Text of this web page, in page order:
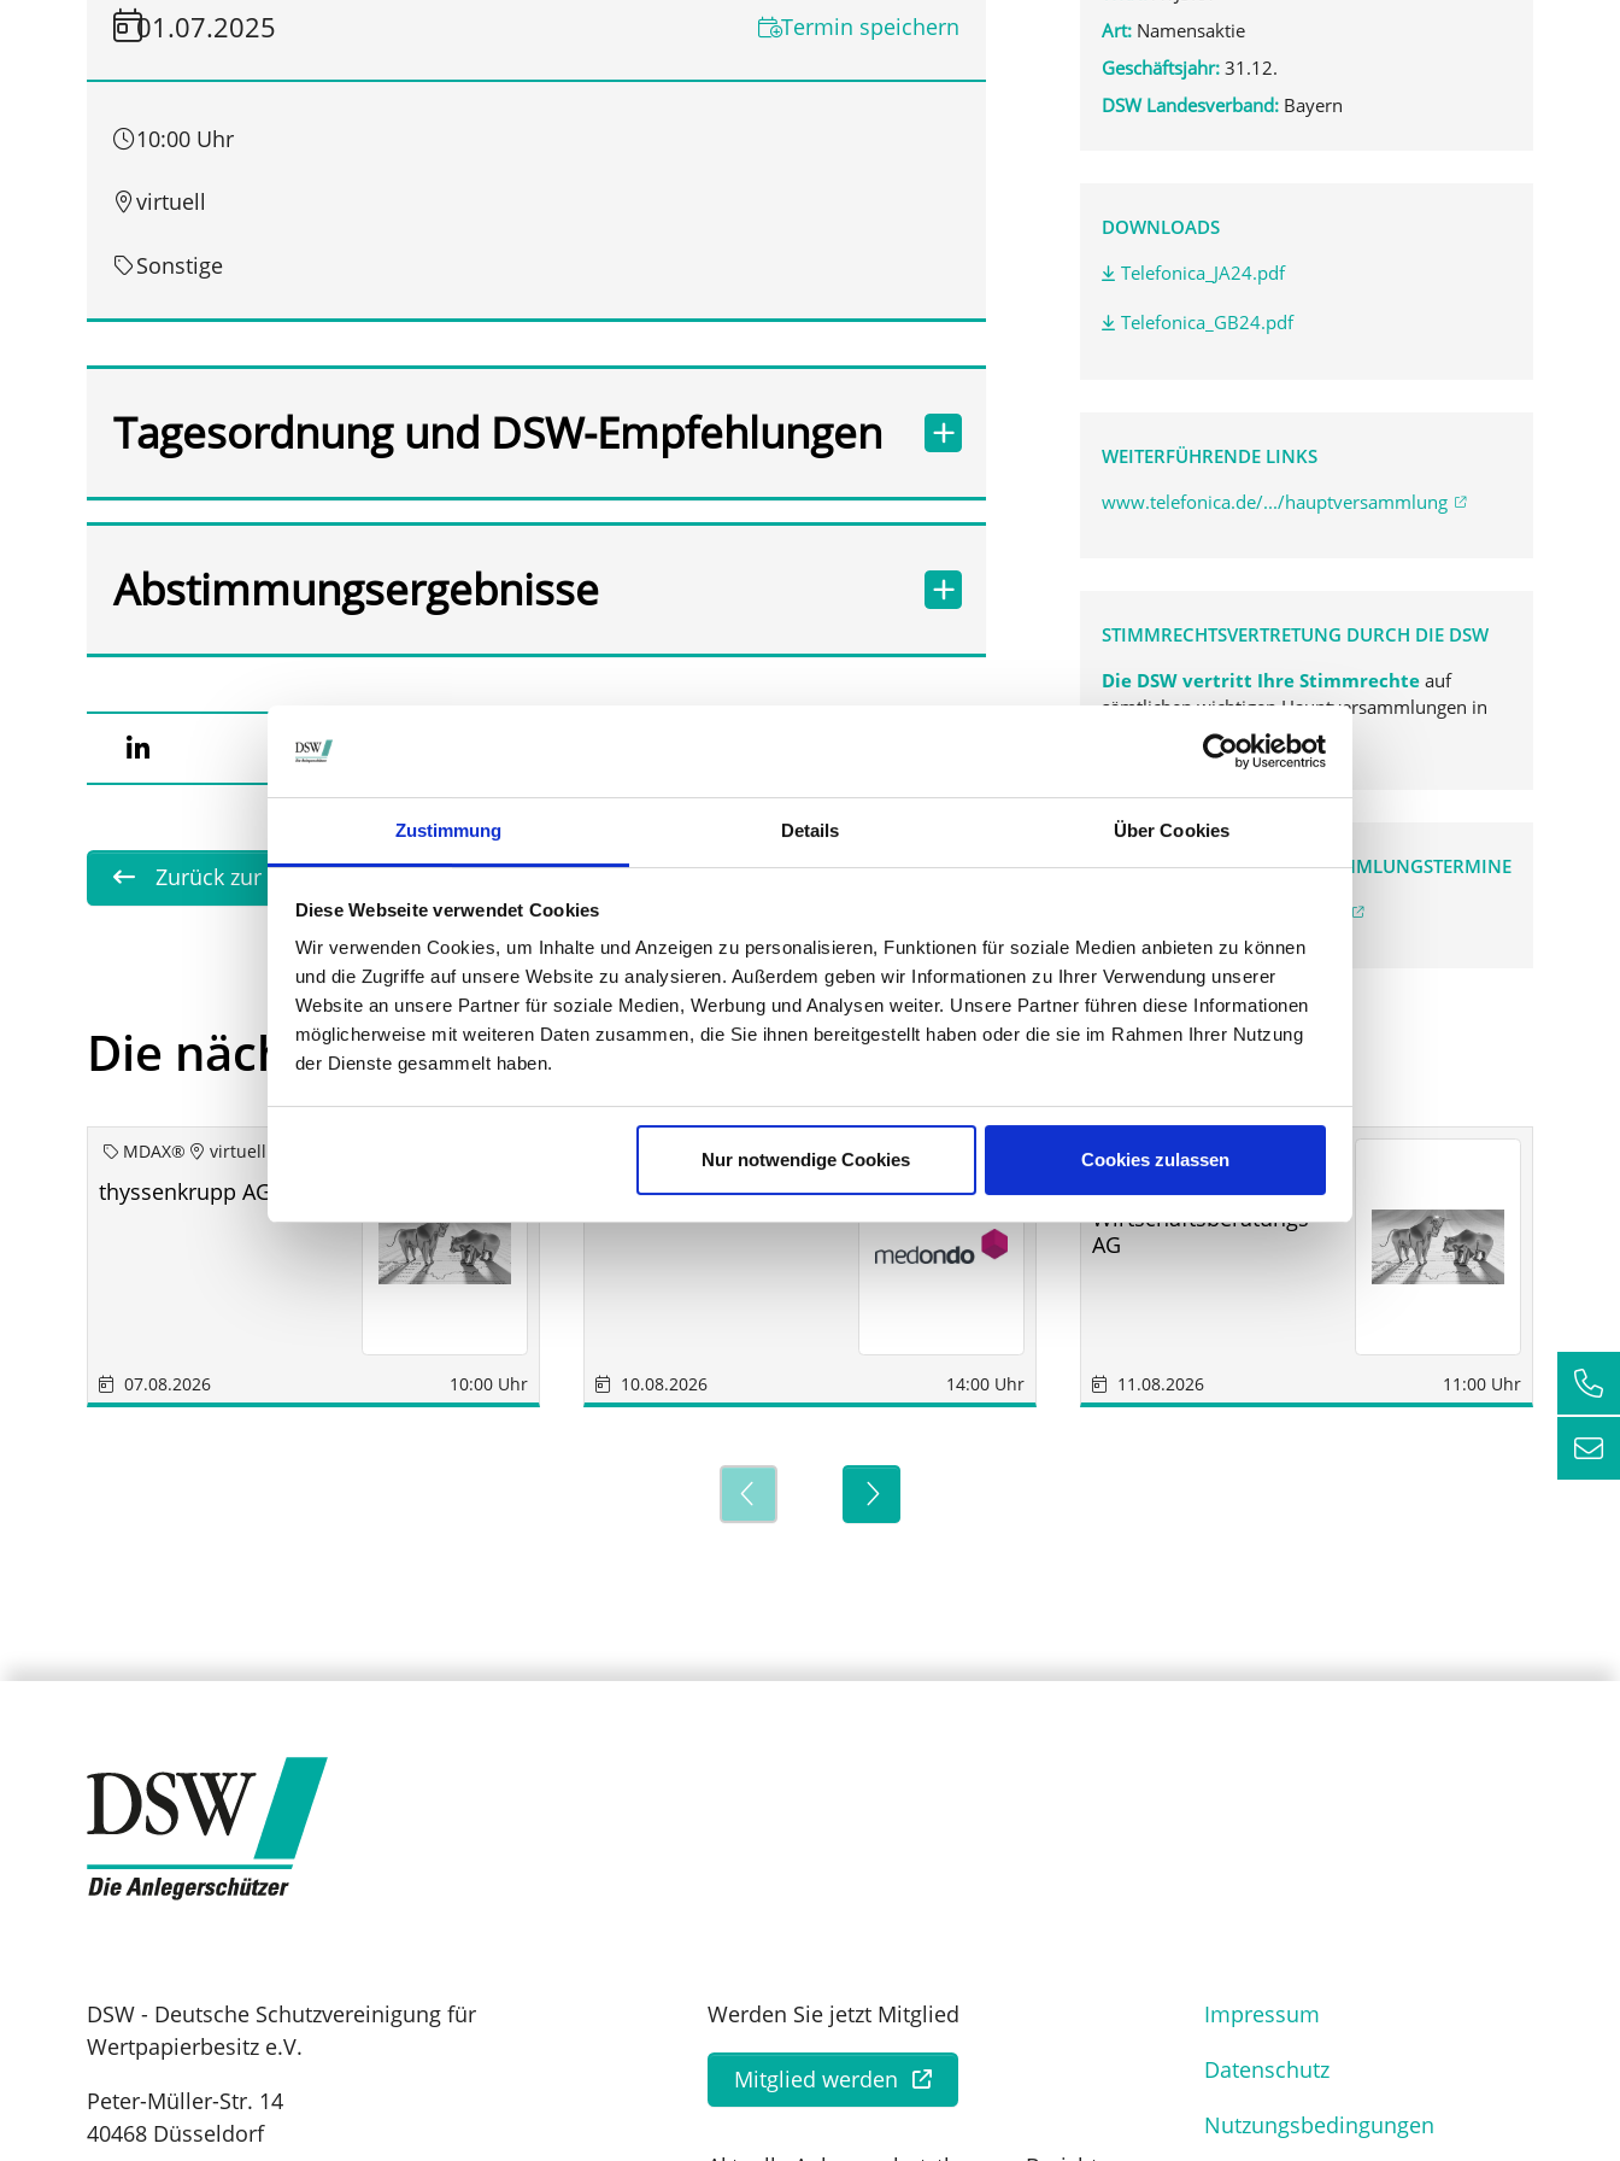
Zustimmung Details Über Cookies
Diese Webseite verwendet Cookies
Wir verwenden Cookies, um Inhalte und Anzeigen zu personalisieren, Funktionen für soziale Medien anbieten zu können
und die Zugriffe auf unsere Website zu analysieren. Außerdem geben wir Informationen zu Ihrer Verwendung unserer
Website an unsere Partner für soziale Medien, Werbung und Analysen weiter. Unsere Partner führen diese Informationen
möglicherweise mit weiteren Daten zusammen, die Sie ihnen bereitgestellt haben oder die sie im Rahmen Ihrer Nutzung
der Dienste gesammelt haben.
Nur notwendige Cookies Cookies zulassen
01.07.2025 Termin speichern
10:00 Uhr
virtuell
Sonstige
Tagesordnung und DSW-Empfehlungen
Abstimmungsergebnisse
Zurück zur Übersicht
Art: Namensaktie
Geschäftsjahr: 31.12.
DSW Landesverband: Bayern
DOWNLOADS
Telefonica_JA24.pdf
Telefonica_GB24.pdf
WEITERFÜHRENDE LINKS
www.telefonica.de/.../hauptversammlung
STIMMRECHTSVERTRETUNG DURCH DIE DSW
Die DSW vertritt Ihre Stimmrechte auf
sämtlichen wichtigen Hauptversammlungen in
Deutschland.
VERGANGENE HAUPTVERSAMMLUNGSTERMINE
Die nächsten Termine
MDAX® virtuell
thyssenkrupp AG aoHV
07.08.2026 10:00 Uhr
München
medondo Holding AG
10.08.2026 14:00 Uhr
Sonstige
SM
Wirtschaftsberatungs
AG
11.08.2026 11:00 Uhr
DSW - Deutsche Schutzvereinigung für
Wertpapierbesitz e.V.
Peter-Müller-Str. 14
40468 Düsseldorf
Werden Sie jetzt Mitglied
Mitglied werden
Impressum
Datenschutz
Nutzungsbedingungen